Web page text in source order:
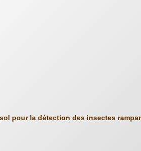
pour la détection des insectes